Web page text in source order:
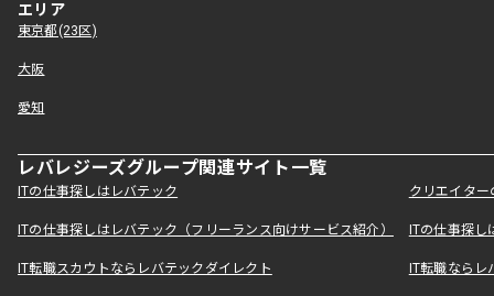
エリア
東京都(23区)
大阪
愛知
レバレジーズグループ関連サイト一覧
ITの仕事探しはレバテック クリエイタ
ITの仕事探しはレバテック（フリーランス向けサービス紹介） ITの仕事探
IT転職スカウトならレバテックダイレクト IT転職なら